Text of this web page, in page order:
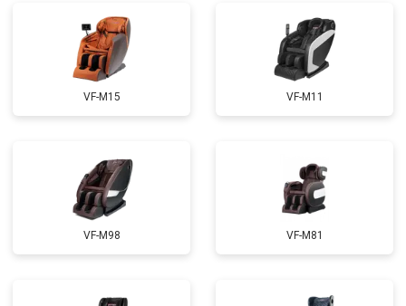
VF-M15 VF-M11
VF-M98 VF-M81